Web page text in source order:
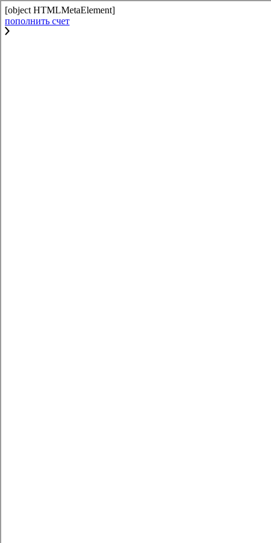
[object HTMLMetaElement]
пополнить счет